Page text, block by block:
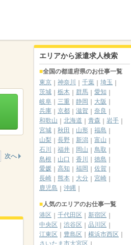
次へ
エリアから派遣求人検索
全国の都道府県のお仕事一覧
東京
神奈川 千葉
埼玉
茨城
栃木 群馬
愛知
岐阜
三重 静岡
大阪
兵庫
京都 滋賀
奈良
和歌山
北海道 青森
岩手
宮城
秋田 山形
福島
山梨
長野 新潟
富山
石川
福井 岡山
鳥取
島根
山口 香川
徳島
愛媛
高知 福岡
佐賀
長崎
熊本 大分
宮崎
鹿児島
沖縄
人気のエリアのお仕事一覧
港区
千代田区
新宿区
中央区
渋谷区
品川区
江東区
豊島区
横浜市西区